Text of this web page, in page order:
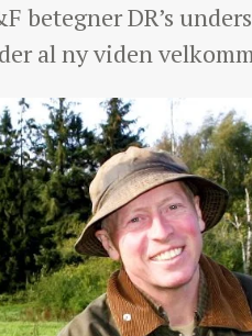
DR’s
al ny viden